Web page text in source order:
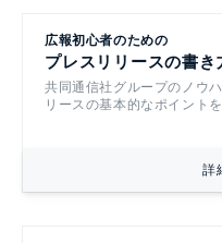
広報初心者のための
プレスリリースの書き
共同通信社グループのノウ
リースの基本的なポイントを
詳